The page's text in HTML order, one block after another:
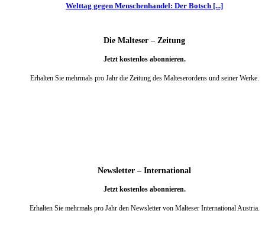
Welttag gegen Menschenhandel: Der Botsch [...]
Die Malteser – Zeitung
Jetzt kostenlos abonnieren.
Erhalten Sie mehrmals pro Jahr die Zeitung des Malteserordens und seiner Werke.
Newsletter – International
Jetzt kostenlos abonnieren.
Erhalten Sie mehrmals pro Jahr den Newsletter von Malteser International Austria.